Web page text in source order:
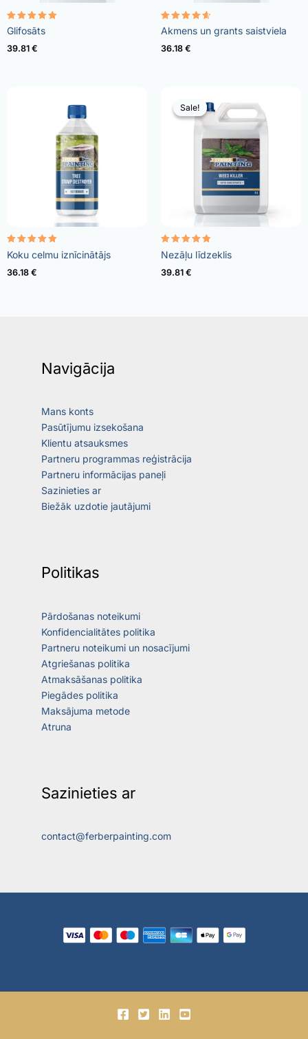
Rated
4.96
out of 5
Glifosāts
39.81 €
Rated
4.57
out of 5
Akmens un grants saistviela
36.18 €
Rated
5.00
out of 5
Koku celmu iznīcinātājs
36.18 €
Sale!
Sale!
Rated
4.73
out of 5
Nezāļu līdzeklis
39.81 €
Navigācija
Mans konts
Pasūtījumu izsekošana
Klientu atsauksmes
Partneru programmas reģistrācija
Partneru informācijas paneļi
Sazinieties ar
Biežāk uzdotie jautājumi
Politikas
Pārdošanas noteikumi
Konfidencialitātes politika
Partneru noteikumi un nosacījumi
Atgriešanas politika
Atmaksāšanas politika
Piegādes politika
Maksājuma metode
Atruna
Sazinieties ar
contact@ferberpainting.com